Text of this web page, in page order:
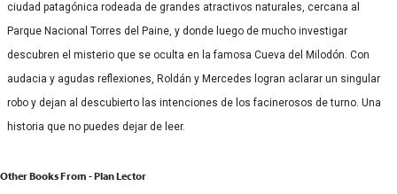
ciudad patagónica rodeada de grandes atractivos naturales, cercana al
Parque Nacional Torres del Paine, y donde luego de mucho investigar
descubren el misterio que se oculta en la famosa Cueva del Milodón. Con
audacia y agudas reflexiones, Roldán y Mercedes logran aclarar un singular
robo y dejan al descubierto las intenciones de los facinerosos de turno. Una
historia que no puedes dejar de leer.
Other Books From - Plan Lector